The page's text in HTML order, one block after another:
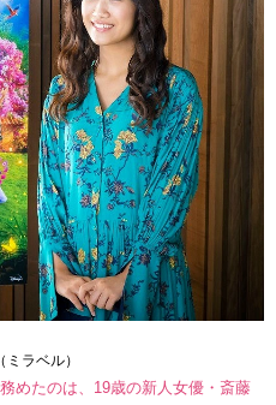
ラベル）
めたのは、19歳の新人女優・斎藤